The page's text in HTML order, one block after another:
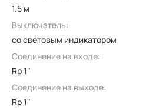
1.5 м
Выключатель:
со световым индикатором
Соединение на входе:
Rp 1"
Соединение на выходе:
Rp 1"